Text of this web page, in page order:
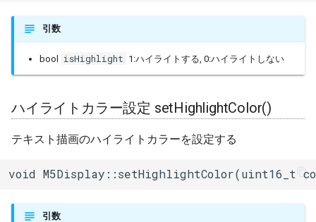
setBitmapColor()
ピボット指定 setPivot()
カーソル指定 setCursor()
カーソル指定(+フォント)
setCursor()
テキスト描画色設定
setTextColor()
WiFiMulti
WiFiSTAClass
WiFiScanClass
WiFiServer
WiFiUDP
base64
引数
bool isHighlight 1:ハイライトする, 0:ハイライトしない
ハイライトカラー設定 setHighlightColor()
テキスト描画のハイライトカラーを設定する
void M5Display::setHighlightColor(uint16_t
引数